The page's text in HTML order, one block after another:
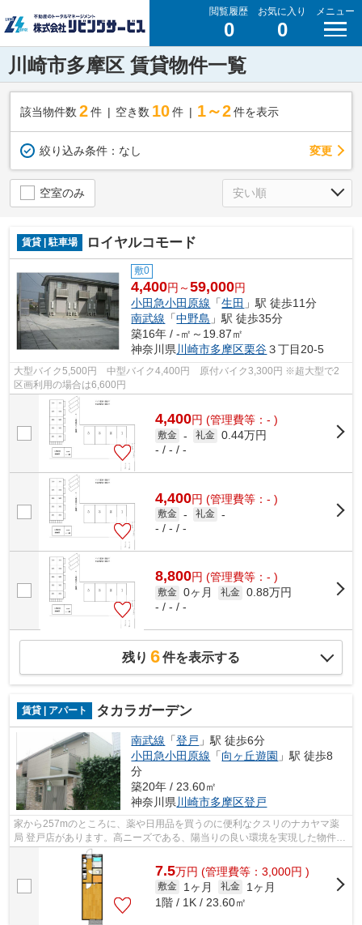
閲覧履歴
0
お気に入り
0
メニュー
川崎市多摩区 賃貸物件一覧
該当物件数 2件 空き数 10 件 1～2 件を表示
絞り込み条件： なし 変更
空室のみ
賃貸 | 駐車場 ロイヤルコモード
敷0
4,400円～59,000円
小田急小田原線 「生田 」駅 徒歩11分
南武線 「中野島 」駅 徒歩35分
築16年 / -㎡～19.87㎡
神奈川県川崎市多摩区栗谷３丁目20-5
大型バイク5,500円 中型バイク4,400円 原付バイク3,300円 ※超大型で2
区画利用の場合は6,600円
4,400円 (管理費等：- )
敷金 - 礼金 0.44万円
- / - / -
4,400円 (管理費等：- )
敷金 - 礼金 -
- / - / -
8,800円 (管理費等：- )
敷金 0ヶ月 礼金 0.88万円
- / - / -
残り 6件を表示する
賃貸 | アパート タカラガーデン
南武線 「登戸 」駅 徒歩6分
小田急小田原線 「向ヶ丘遊園 」駅 徒歩8
分
築20年 / 23.60㎡
神奈川県 川崎市多摩区登戸
家から257mのところに、薬や日用品を買うのに便利なクスリのナカヤマ薬
局 登戸店があります。高ニーズである、陽当りの良い環境を実現した物件と
なっています。根強いニーズを誇る駅近...
7.5万円 (管理費等：3,000円 )
敷金 1ヶ月 礼金
1ヶ月
1階 / 1K / 23.60㎡